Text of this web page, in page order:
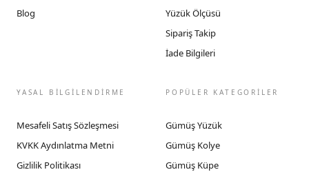
Blog
Yüzük Ölçüsü
Sipariş Takip
İade Bilgileri
YASAL BİLGİLENDİRME
Mesafeli Satış Sözleşmesi
KVKK Aydınlatma Metni
Gizlilik Politikası
POPÜLER KATEGORİLER
Gümüş Yüzük
Gümüş Kolye
Gümüş Küpe